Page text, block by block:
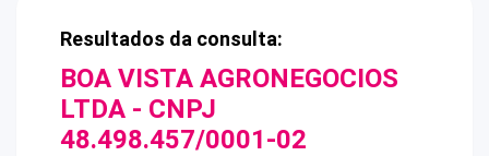
Resultados da consulta:
BOA VISTA AGRONEGOCIOS
LTDA - CNPJ
48.498.457/0001-02